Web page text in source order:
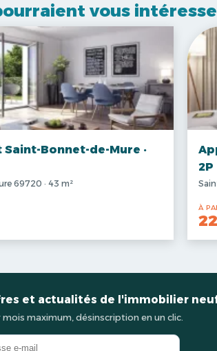
vous
Bonnet-de-Mure ·
69720 · 43 m²
2P
À
et actualités de l'immobilier
mois maximum, désinscription en un clic.